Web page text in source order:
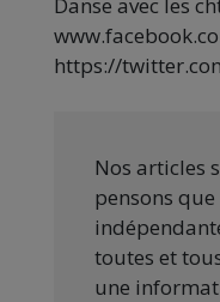
https://
Nos articles
pensons
toutes et
une